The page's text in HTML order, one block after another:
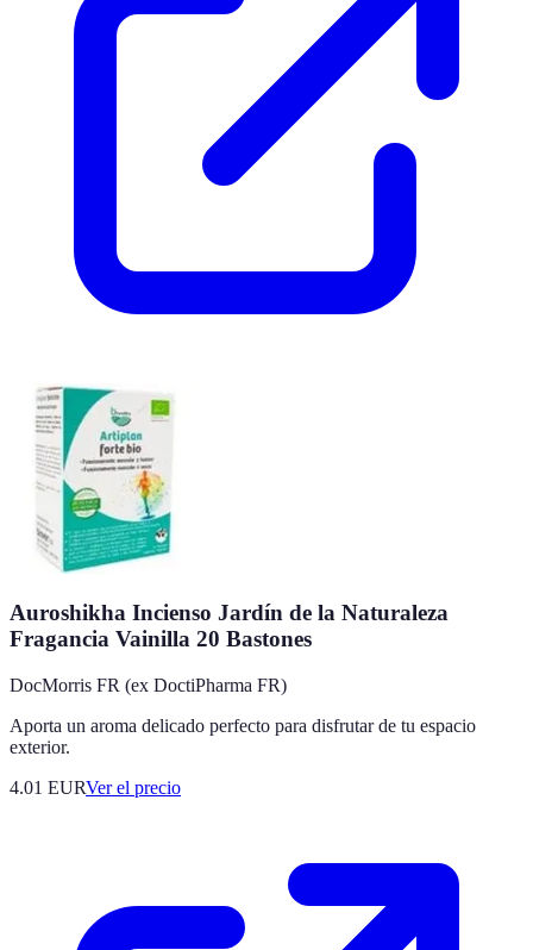
Auroshikha Incienso Jardín de la Naturaleza
Fragancia Vainilla 20 Bastones
DocMorris FR (ex DoctiPharma FR)
Aporta un aroma delicado perfecto para disfrutar de tu espacio
exterior.
4.01 EURVer el precio